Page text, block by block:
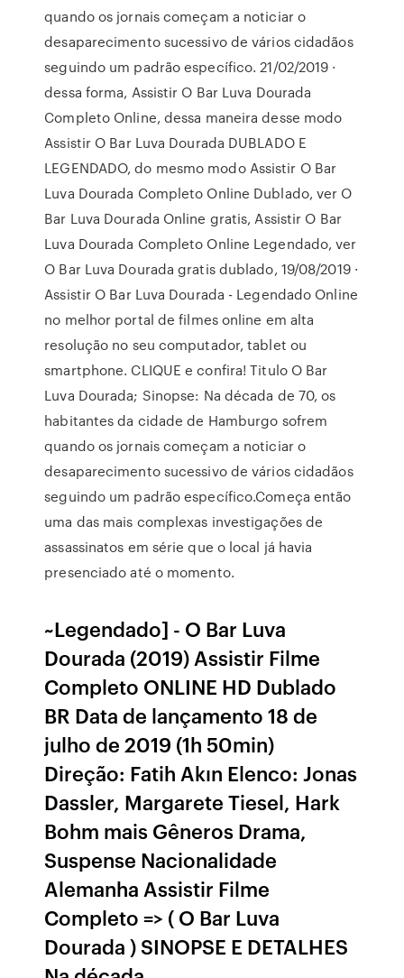
quando os jornais começam a noticiar o
desaparecimento sucessivo de vários cidadãos
seguindo um padrão específico. 21/02/2019 ·
dessa forma, Assistir O Bar Luva Dourada
Completo Online, dessa maneira desse modo
Assistir O Bar Luva Dourada DUBLADO E
LEGENDADO, do mesmo modo Assistir O Bar
Luva Dourada Completo Online Dublado, ver O
Bar Luva Dourada Online gratis, Assistir O Bar
Luva Dourada Completo Online Legendado, ver
O Bar Luva Dourada gratis dublado, 19/08/2019 ·
Assistir O Bar Luva Dourada - Legendado Online
no melhor portal de filmes online em alta
resolução no seu computador, tablet ou
smartphone. CLIQUE e confira! Titulo O Bar
Luva Dourada; Sinopse: Na década de 70, os
habitantes da cidade de Hamburgo sofrem
quando os jornais começam a noticiar o
desaparecimento sucessivo de vários cidadãos
seguindo um padrão específico.Começa então
uma das mais complexas investigações de
assassinatos em série que o local já havia
presenciado até o momento.
~Legendado] - O Bar Luva
Dourada (2019) Assistir Filme
Completo ONLINE HD Dublado
BR Data de lançamento 18 de
julho de 2019 (1h 50min)
Direção: Fatih Akın Elenco: Jonas
Dassler, Margarete Tiesel, Hark
Bohm mais Gêneros Drama,
Suspense Nacionalidade
Alemanha Assistir Filme
Completo => ( O Bar Luva
Dourada ) SINOPSE E DETALHES